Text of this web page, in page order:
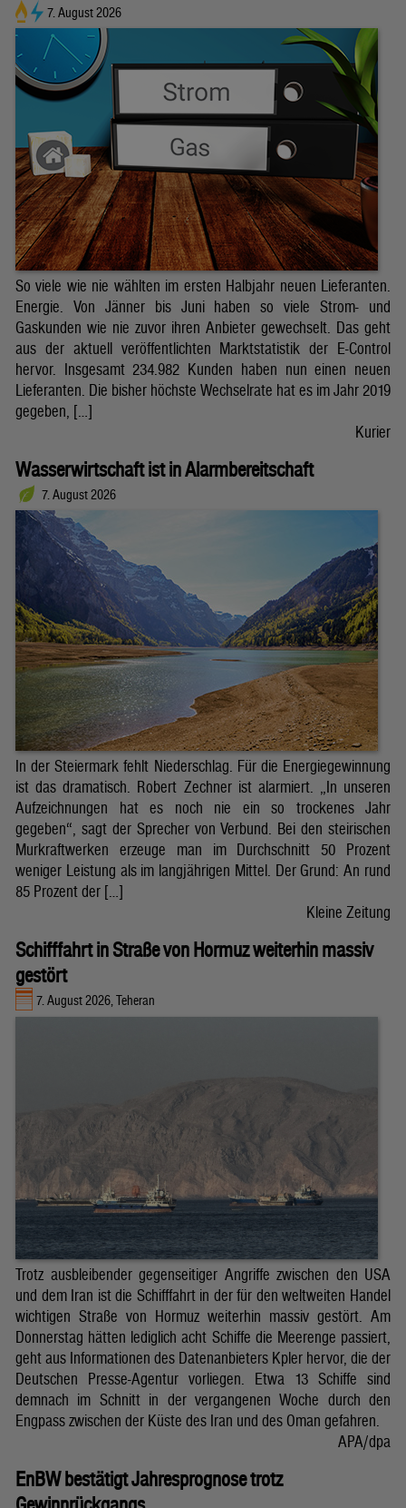
7. August 2026
So viele wie nie wählten im ersten Halbjahr neuen Lieferanten.
Energie. Von Jänner bis Juni haben so viele Strom- und
Gaskunden wie nie zuvor ihren Anbieter gewechselt. Das geht
aus der aktuell veröffentlichten Marktstatistik der E-Control
hervor. Insgesamt 234.982 Kunden haben nun einen neuen
Lieferanten. Die bisher höchste Wechselrate hat es im Jahr 2019
gegeben, […]
Kurier
Wasserwirtschaft ist in Alarmbereitschaft
7. August 2026
In der Steiermark fehlt Niederschlag. Für die Energiegewinnung
ist das dramatisch. Robert Zechner ist alarmiert. „In unseren
Aufzeichnungen hat es noch nie ein so trockenes Jahr
gegeben“, sagt der Sprecher von Verbund. Bei den steirischen
Murkraftwerken erzeuge man im Durchschnitt 50 Prozent
weniger Leistung als im langjährigen Mittel. Der Grund: An rund
85 Prozent der […]
Kleine Zeitung
Schifffahrt in Straße von Hormuz weiterhin massiv
gestört
7. August 2026, Teheran
Trotz ausbleibender gegenseitiger Angriffe zwischen den USA
und dem Iran ist die Schifffahrt in der für den weltweiten Handel
wichtigen Straße von Hormuz weiterhin massiv gestört. Am
Donnerstag hätten lediglich acht Schiffe die Meerenge passiert,
geht aus Informationen des Datenanbieters Kpler hervor, die der
Deutschen Presse-Agentur vorliegen. Etwa 13 Schiffe sind
demnach im Schnitt in der vergangenen Woche durch den
Engpass zwischen der Küste des Iran und des Oman gefahren.
APA/dpa
EnBW bestätigt Jahresprognose trotz